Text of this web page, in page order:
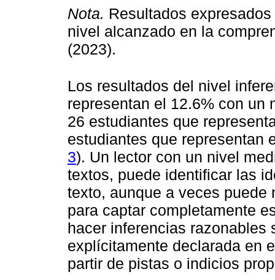
Nota. Resultados
nivel alcanzado en la
(2023).
Los resultados del nivel
representan el 12.6% con un
26 estudiantes que
estudiantes que representan
3). Un lector con un nivel
textos, puede identificar las
texto, aunque a veces
para captar completamente
hacer inferencias razonables
explícitamente declarada en
partir de pistas o indicios